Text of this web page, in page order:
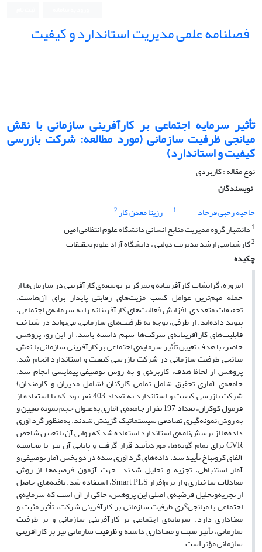
فصلنامه علمی مدیریت استاندارد و کیفیت
تأثیر سرمایه اجتماعی بر کارآفرینی سازمانی با نقش
میانجی ظرفیت سازمانی (مورد مطالعه: شرکت بازرسی
کیفیت و استاندارد)
نوع مقاله : کاربردی
نویسندگان
حاجیه رجبی فرجاد
1 رزیتا معدن کار2
1 دانشیار گروه مدیریت منابع انسانی دانشگاه علوم انتظامی امین
2کارشناسی ارشد مدیریت دولتی ، دانشگاه آزاد علوم تحقیقات
چکیده
امروزه، گرایشات کارآفرینانه و تمرکز بر توسعه‌ی کارآفرینی در سازمان‌ها از
جمله مهم‌ترین عوامل کسب مزیت‌های رقابتی پایدار برای آن‌هاست.
تحقیقات متعددی، افزایش فعالیت‌های کارآفرینانه را به سرمایه‌ی اجتماعی،
پیوند داده‌اند. از طرفی، توجه به ظرفیت‌های سازمانی، می‌تواند در شناخت
قابلیت‌های کارآفرینانه‌ی شرکت‌ها سهم داشته باشد. از این رو، پژوهش
حاضر، با هدف تعیین تأثیر سرمایه‌ی اجتماعی بر کارآفرینی سازمانی با نقش
میانجی ظرفیت سازمانی در شرکت بازرسی کیفیت و استاندارد انجام شد.
پژوهش از لحاظ هدف، کاربردی و به روش توصیفی پیمایشی انجام شد.
جامعه‌ی آماری تحقیق شامل تمامی کارکنان (شامل مدیران و کارمندان)
شرکت بازرسی کیفیت و استاندارد به تعداد 403 نفر بود که با استفاده از
فرمول کوکران، تعداد 197 نفر از جامعه‌ی آماری به‌عنوان حجم نمونه تعیین و
به روش نمونه‌گیری تصادفی سیستماتیک گزینش شدند. به‌منظور گردآوری
داده‌ها از پرسش‌نامه‌ی استاندارد استفاده شد که روایی آن با تعیین شاخص
CVR برای تمام گویه‌ها، مورد‌تأیید قرار گرفت و پایایی آن نیز با محاسبه
آلفای کرونباخ تأیید شد. داده‌های گردآوری شده در دو بخش آمار توصیفی و
آمار استنباطی، تجزیه و تحلیل شدند. جهت آزمون فرضیه‌ها از روش
معادلات ساختاری و از نرم‌افزار Smart PLS، استفاده شد. یافته‌های حاصل
از تجزیه‌وتحلیل فرضیه‌ی اصلی این پژوهش، حاکی از آن است که سرمایه‌ی
اجتماعی با میانجی‌گری ظرفیت سازمانی بر کارآفرینی شرکت، تأثیر مثبت و
معناداری دارد. سرمایه‌ی اجتماعی بر کارآفرینی سازمانی و بر ظرفیت
سازمانی، تأثیر مثبت و معناداری داشته و ظرفیت سازمانی نیز بر کارآفرینی
سازمانی مؤثر است.